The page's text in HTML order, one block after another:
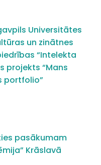
Universitātes
un zinātnes
“Intelekta
projekts “Mans
portfolio”
pasākumam
Krāslavā